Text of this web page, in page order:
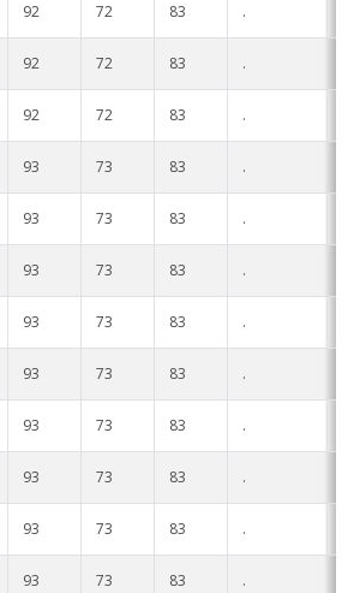
92 72 83 .
92 72 83 .
92 72 83 .
93 73 83 .
93 73 83 .
93 73 83 .
93 73 83 .
93 73 83 .
93 73 83 .
93 73 83 .
93 73 83 .
93 73 83 .